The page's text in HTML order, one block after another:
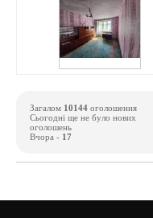
Загалом 10144 оголошення
Сьогодні ще не було нових
оголошень
Вчора - 17